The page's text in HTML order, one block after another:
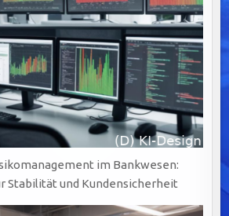
im Bankwesen:
Stabilität und Kundensicherheit